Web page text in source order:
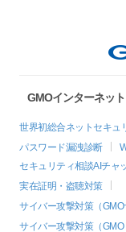
GMOインターネッ
世界初総合ネットセキュ
パスワード漏洩診断
セキュリティ相談AIチャ
実在証明・盗聴対策
サイバー攻撃対策（GMO
サイバー攻撃対策（GMO